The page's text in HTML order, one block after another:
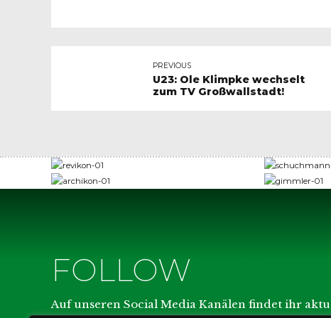
PREVIOUS
U23: Ole Klimpke wechselt
zum TV Großwallstadt!
FOLLOW
Auf unseren Social Media Kanälen findet ihr